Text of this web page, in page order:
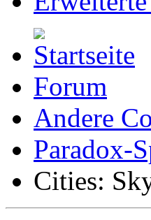
Forum
Andere
Paradox-
Cities: